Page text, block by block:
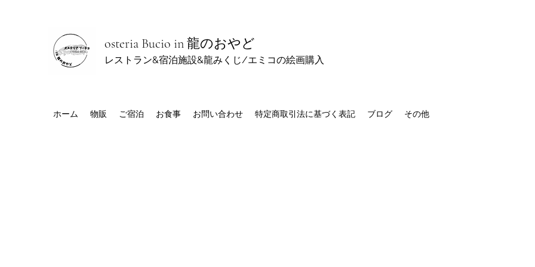
osteria Bucio in 龍のおやど
レストラン&宿泊施設&龍みくじ/エミコの絵画購入
ホーム 物販 ご宿泊 お食事 お問い合わせ 特定商取引法に基づく表記 ブログ その他